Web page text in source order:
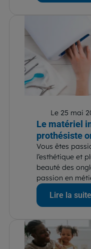
Le 25 mai
Le matériel
prothésiste
Vous êtes
l’esthétique et
beauté des
passion en
Lire la suite